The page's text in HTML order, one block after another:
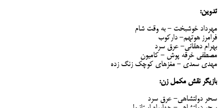
تدوین:
مهرداد خوشبخت - به وقت شام
فرامرز هوتهم- دارکوب
بهرام دهقانی- عرق سرد
مصطفی خرقه پوش - کامیون
مهدی سعدی - مغزهای کوچک زنگ زده
بازیگر نقش مکمل زن:
سحر دولتشاهی- عرق سرد